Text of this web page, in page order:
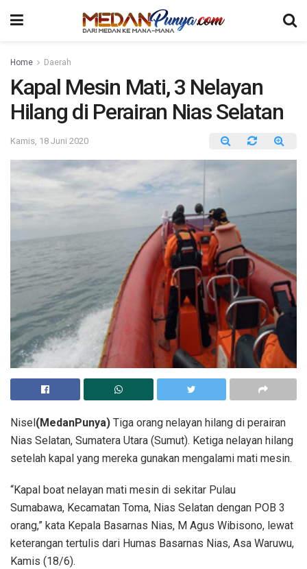
Home Daerah
Kapal Mesin Mati, 3 Nelayan
Hilang di Perairan Nias Selatan
Kamis, 18 Juni 2020
Nisel(MedanPunya) Tiga orang nelayan hilang di perairan
Nias Selatan, Sumatera Utara (Sumut). Ketiga nelayan hilang
setelah kapal yang mereka gunakan mengalami mati mesin.
“Kapal boat nelayan mati mesin di sekitar Pulau
Sumabawa, Kecamatan Toma, Nias Selatan dengan POB 3
orang,” kata Kepala Basarnas Nias, M Agus Wibisono, lewat
keterangan tertulis dari Humas Basarnas Nias, Asa Waruwu,
Kamis (18/6).